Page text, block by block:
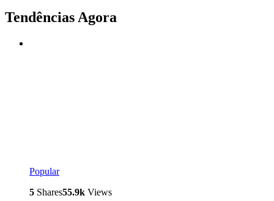
Tendências Agora
Popular
5 Shares55.9k Views